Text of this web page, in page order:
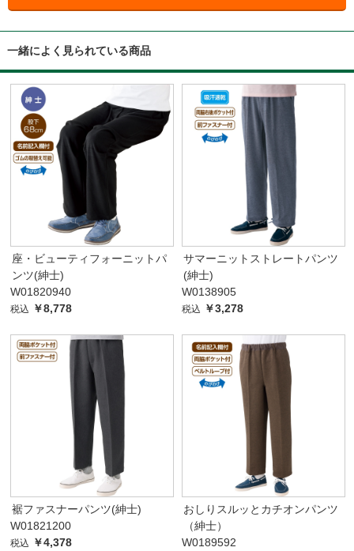
一緒によく見られている商品
座・ビューティフォーニットパ
ンツ(紳士)
W01820940
税込 ￥8,778
サマーニットストレートパンツ
(紳士)
W0138905
税込 ￥3,278
裾ファスナーパンツ(紳士)
W01821200
税込 ￥4,378
おしりスルッとカチオンパンツ
（紳士）
W0189592